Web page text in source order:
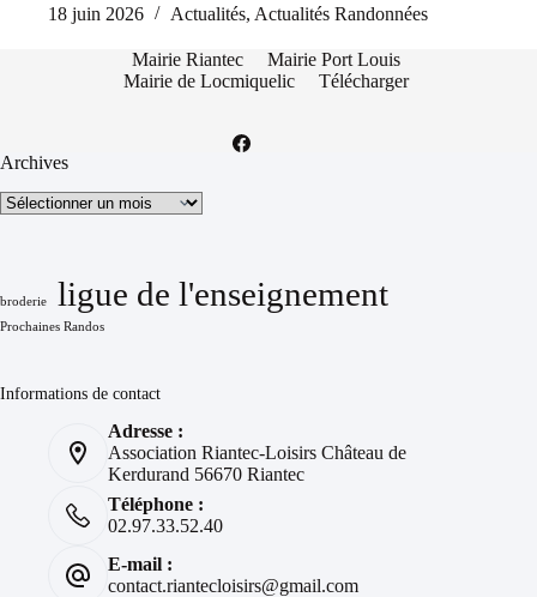
18 juin 2026
Actualités, Actualités Randonnées
Mairie Riantec
Mairie Port Louis
Mairie de Locmiquelic
Télécharger
Archives
Archives
broderie ligue de l'enseignement
Prochaines Randos
Informations de contact
Adresse :
Association Riantec-Loisirs Château de
Kerdurand 56670 Riantec
Téléphone :
02.97.33.52.40
E-mail :
contact.riantecloisirs@gmail.com